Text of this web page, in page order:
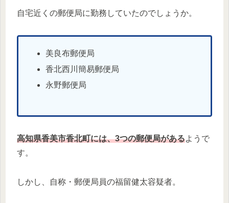
自宅近くの郵便局に勤務していたのでしょうか。
美良布郵便局
香北西川簡易郵便局
永野郵便局
高知県香美市香北町には、3つの郵便局があるようで
す。
しかし、自称・郵便局員の福留健太容疑者。